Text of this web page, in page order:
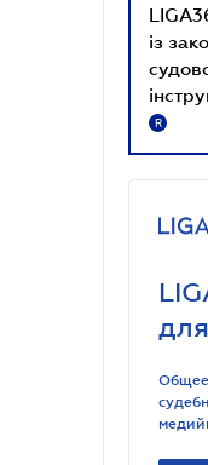
із
R
Общее